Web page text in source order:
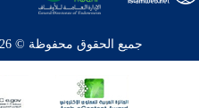
جميع الحقوق محفوظة © 2026 - 1998 لشبكة إسلام ويب